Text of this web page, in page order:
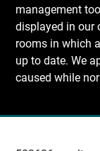
management
displayed in our
rooms in which
up to date. We
caused while
Recherche